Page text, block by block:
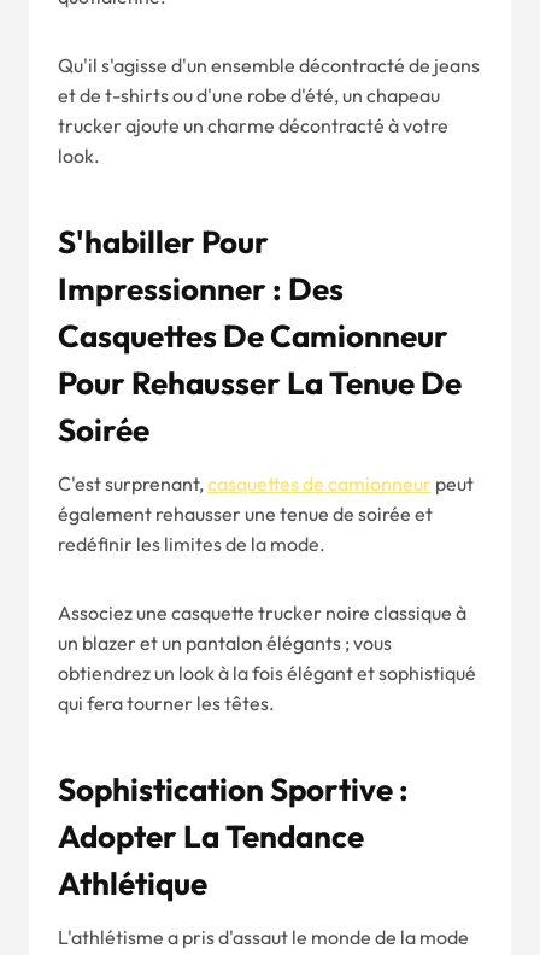
Qu'il s'agisse d'un ensemble décontracté de jeans
et de t-shirts ou d'une robe d'été, un chapeau
trucker ajoute un charme décontracté à votre
look.
S'habiller Pour
Impressionner : Des
Casquettes De Camionneur
Pour Rehausser La Tenue De
Soirée
C'est surprenant,casquettes de camionneur peut
également rehausser une tenue de soirée et
redéfinir les limites de la mode.
Associez une casquette trucker noire classique à
un blazer et un pantalon élégants ; vous
obtiendrez un look à la fois élégant et sophistiqué
qui fera tourner les têtes.
Sophistication Sportive :
Adopter La Tendance
Athlétique
L'athlétisme a pris d'assaut le monde de la mode